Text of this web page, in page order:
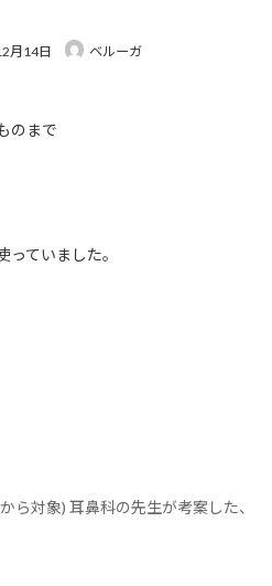
月14日 ベルーガ
のまで
ていました。
ら対象) 耳鼻科の先生が考案した、